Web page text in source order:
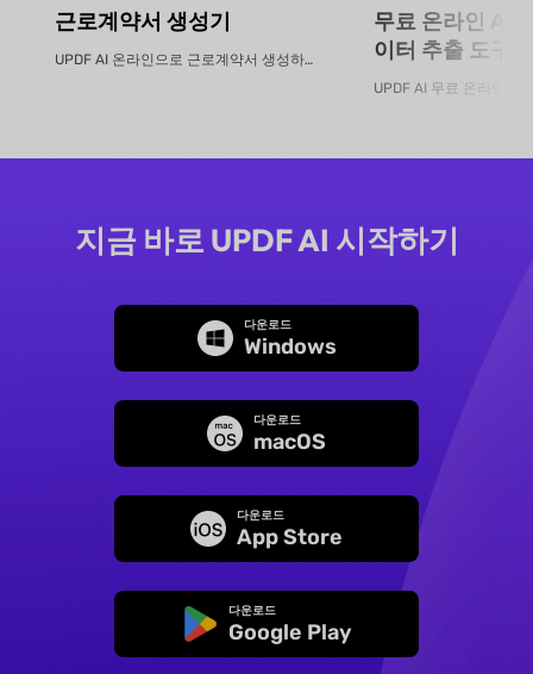
근로계약서 생성기
UPDF AI 온라인으로 근로계약서 생성하는 방법 UPDF AI로 몇...
무료 온라인 AI
이터 추출 도구
지금 바로 UPDF AI 시작하기
다운로드
Windows
다운로드
macOS
다운로드
App Store
다운로드
Google Play